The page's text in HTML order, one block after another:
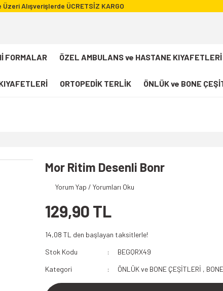
Alışverişlerde ÜCRETSİZ KARGO
FORMALAR ÖZEL AMBULANS ve HASTANE KIYAFETLERİ
ORTOPEDİK TERLİK ÖNLÜK ve BONE
Paramedik T-shirt
112 Paramedik Yelek
112 Acil Sağlık Polar
Paramedik Swit
Mor Ritim Desenli Bonr
Yorum Yap / Yorumları Oku
129,90 TL
14,08 TL den başlayan taksitlerle!
Stok Kodu
BEGQRX49
Kategori
ÖNLÜK ve BONE ÇEŞİTLERİ , BONE